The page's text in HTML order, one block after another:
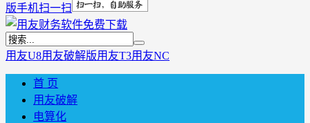
版手机扫一扫
用友U8用友破解版用友T3用友NC
首 页
用友破解
电算化